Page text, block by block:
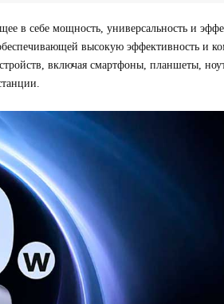
в себе мощность, универсальность и
высокую эффективность и
включая смартфоны, планшеты,